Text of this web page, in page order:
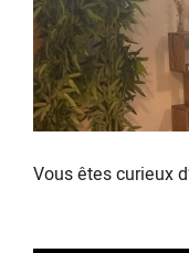
Vous êtes curieux